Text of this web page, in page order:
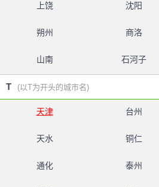
上饶 沈阳
朔州 商洛
山南 石河子
T (以T为开头的城市名)
天津 台州
天水 铜仁
通化 泰州